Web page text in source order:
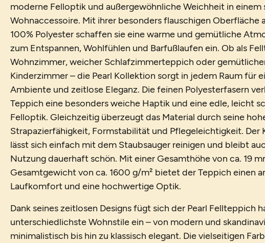
moderne Felloptik und außergewöhnliche Weichheit in einem
Wohnaccessoire. Mit ihrer besonders flauschigen Oberfläche
100% Polyester schaffen sie eine warme und gemütliche
zum Entspannen, Wohlfühlen und Barfußlaufen ein. Ob als
Wohnzimmer, weicher Schlafzimmerteppich oder
Kinderzimmer – die Pearl Kollektion sorgt in jedem Raum für
Ambiente und zeitlose Eleganz. Die feinen Polyesterfasern
Teppich eine besonders weiche Haptik und eine edle, leicht
Felloptik. Gleichzeitig überzeugt das Material durch seine
Strapazierfähigkeit, Formstabilität und Pflegeleichtigkeit. Der
lässt sich einfach mit dem Staubsauger reinigen und bleibt
Nutzung dauerhaft schön. Mit einer Gesamthöhe von ca. 19
Gesamtgewicht von ca. 1600 g/m² bietet der Teppich einen
Laufkomfort und eine hochwertige Optik.
Dank seines zeitlosen Designs fügt sich der Pearl Fellteppich
unterschiedlichste Wohnstile ein – von modern und
minimalistisch bis hin zu klassisch elegant. Die vielseitigen